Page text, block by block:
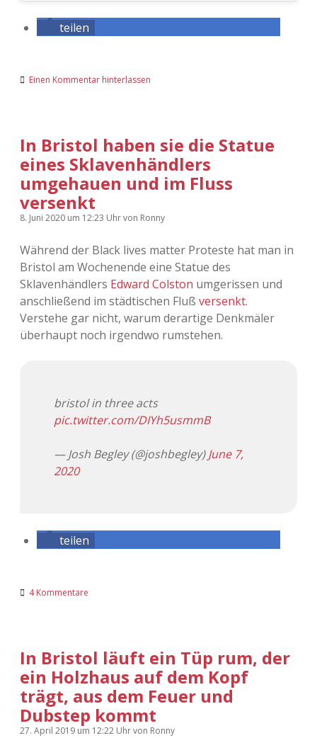
teilen
Einen Kommentar hinterlassen
In Bristol haben sie die Statue
eines Sklavenhändlers
umgehauen und im Fluss
versenkt
8. Juni 2020 um 12:23 Uhrvon Ronny
Während der Black lives matter Proteste hat man in
Bristol am Wochenende eine Statue des
Sklavenhändlers Edward Colston umgerissen und
anschließend im städtischen Fluß versenkt.
Verstehe gar nicht, warum derartige Denkmäler
überhaupt noch irgendwo rumstehen.
bristol in three acts
pic.twitter.com/DIYh5usmmB
— Josh Begley (@joshbegley)June 7,
2020
teilen
4 Kommentare
In Bristol läuft ein Tüp rum, der
ein Holzhaus auf dem Kopf
trägt, aus dem Feuer und
Dubstep kommt
27. April 2019 um 12:22 Uhrvon Ronny